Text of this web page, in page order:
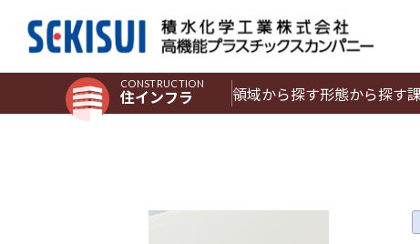
CONSTRUCTION
住インフラ 領域から探す形態から探す